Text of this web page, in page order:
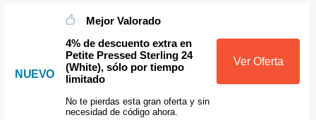
NUEVO
Mejor Valorado
4% de descuento extra en
Petite Pressed Sterling 24
(White), sólo por tiempo
limitado
No te pierdas esta gran oferta y sin
necesidad de código ahora.
Ver Oferta